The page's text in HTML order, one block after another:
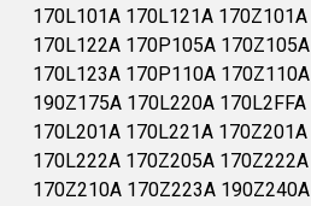
170L101A 170L121A
170L122A 170P105A
170L123A 170P110A
190Z175A 170L220A
170L201A 170L221A
170L222A 170Z205A
170Z210A 170Z223A